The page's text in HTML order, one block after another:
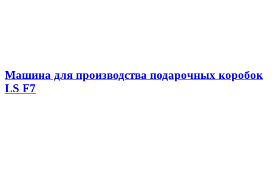
Машина для производства подарочных коробок
LS F7